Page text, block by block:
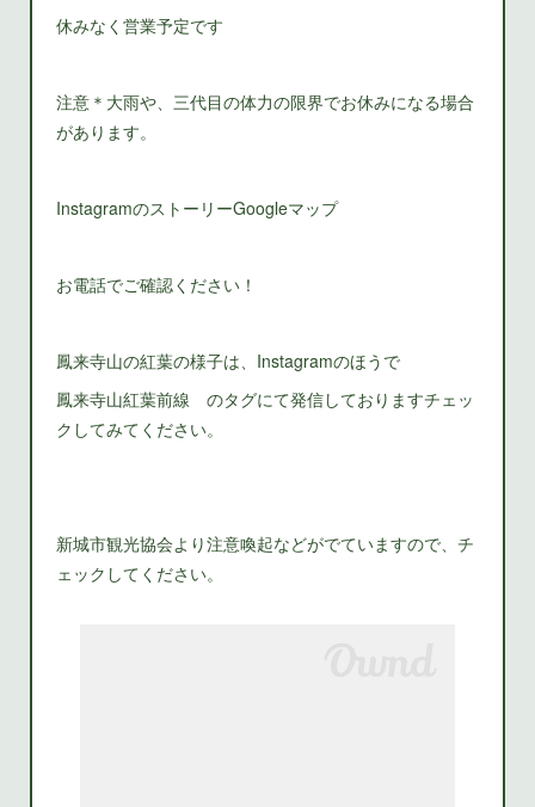
休みなく営業予定です
注意＊大雨や、三代目の体力の限界でお休みになる場合
があります。
InstagramのストーリーGoogleマップ
お電話でご確認ください！
鳳来寺山の紅葉の様子は、Instagramのほうで
鳳来寺山紅葉前線 のタグにて発信しておりますチェッ
クしてみてください。
新城市観光協会より注意喚起などがでていますので、チ
ェックしてください。